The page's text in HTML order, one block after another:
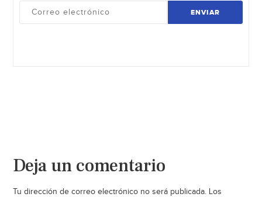
ENVIAR
Deja un comentario
Tu dirección de correo electrónico no será publicada. Los